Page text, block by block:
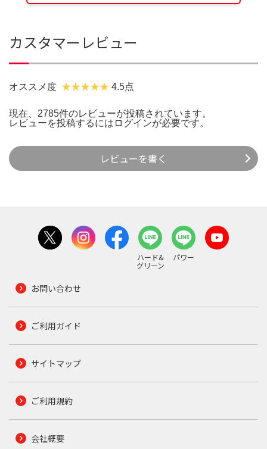
カスタマーレビュー
オススメ度 4.5点
現在、2785件のレビューが投稿されています。
レビューを投稿するには ログインが必要です。
レビューを書く
ハード&
グリーン
パワー
お問い合わせ
ご利用ガイド
サイトマップ
ご利用規約
会社概要